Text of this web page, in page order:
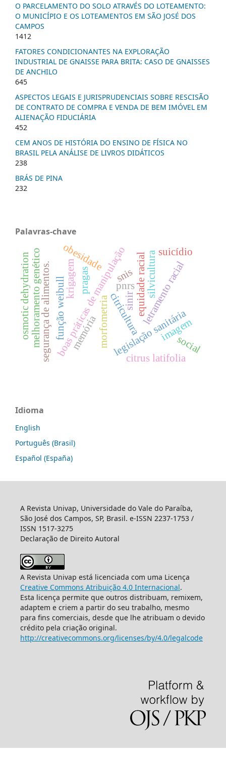
O PARCELAMENTO DO SOLO ATRAVÉS DO LOTEAMENTO:
O MUNICÍPIO E OS LOTEAMENTOS EM SÃO JOSÉ DOS
CAMPOS
1412
FATORES CONDICIONANTES NA EXPLORAÇÃO
INDUSTRIAL DE GNAISSE PARA BRITA: CASO DE GNAISSES
DE ANCHILO
645
ASPECTOS LEGAIS E JURISPRUDENCIAIS SOBRE RESCISÃO
DE CONTRATO DE COMPRA E VENDA DE BEM IMÓVEL EM
ALIENAÇÃO FIDUCIÁRIA
452
CEM ANOS DE HISTÓRIA DO ENSINO DE FÍSICA NO
BRASIL PELA ANÁLISE DE LIVROS DIDÁTICOS
238
BRÁS DE PINA
232
Palavras-chave
equidade racialletramento racial
boas práticas de manipulação
segurança de alimentos. legislação sanitária
citrus latifolia
citricultura
melhoramento genético pragas
morfometria
função weibull
silvicultura
obesidade
krigagem
osmotic dehydration pnrs
snis
sinir
memória imagem
social
suicídio
Idioma
English
Português (Brasil)
Español (España)
A Revista Univap, Universidade do Vale do Paraíba,
São José dos Campos, SP, Brasil. e-ISSN 2237-1753 /
ISSN 1517-3275
Declaração de Direito Autoral
A Revista Univap está licenciada com uma Licença
Creative Commons Atribuição 4.0 Internacional.
Esta licença permite que outros distribuam, remixem,
adaptem e criem a partir do seu trabalho, mesmo
para fins comerciais, desde que lhe atribuam o devido
crédito pela criação original.
http://creativecommons.org/licenses/by/4.0/legalcode